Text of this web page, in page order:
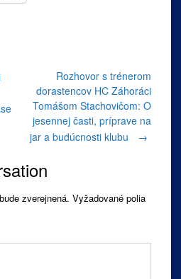
Rozhovor s trénerom
dorastencov HC Záhoráci
Tomášom Stachovičom: O
jesennej časti, príprave na
jar a budúcnosti klubu
→
zverejnená. Vyžadované polia